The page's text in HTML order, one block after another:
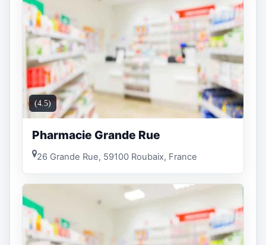
(4.5)
Pharmacie Grande Rue
26 Grande Rue, 59100 Roubaix, France